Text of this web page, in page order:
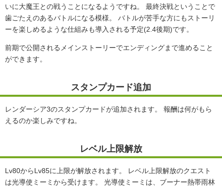
いに大魔王との戦うことになるようですね。 最終決戦ということで
歯ごたえのあるバトルになる模様。 バトルが苦手な方にもストーリ
ーを楽しめるような仕組みも導入される予定(2.4後期)です。
前期で公開されるメインストーリーでエンディングまで進めること
ができます。
スタンプカード追加
レンダーシア3のスタンプカードが追加されます。 報酬は何がもら
えるのか楽しみですね。
レベル上限解放
Lv80からLv85に上限が解放されます。 レベル上限解放のクエスト
は光導使ミーミから受けます。 光導使ミーミは、ブーナー熱帯雨林